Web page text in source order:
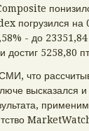
погрузился на
- до 23351,84
достиг 5258,80
что
высказался